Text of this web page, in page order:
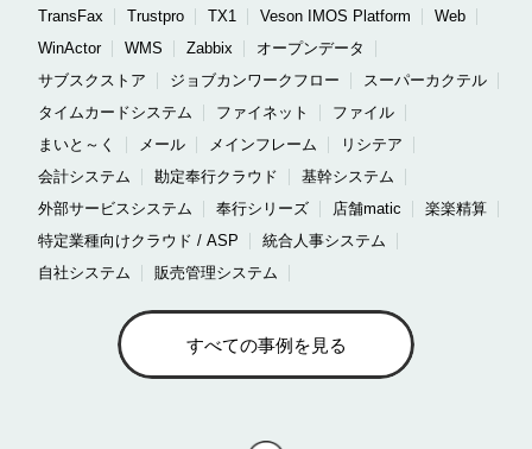
TransFax
Trustpro TX1 Veson IMOS Platform
Web
WinActor
WMS Zabbix
オープンデータ
サブスクストア
ジョブカンワークフロー
スーパーカクテル
タイムカードシステム
ファイネット
ファイル
まいと～く
メール メインフレーム
リシテア
会計システム
勘定奉行クラウド
基幹システム
外部サービスシステム
奉行シリーズ 店舗matic
楽楽精算
特定業種向けクラウド / ASP
統合人事システム
自社システム
販売管理システム
すべての事例を見る